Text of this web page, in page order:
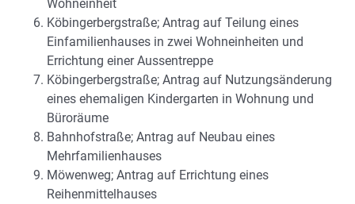
Wohneinheit
Köbingerbergstraße; Antrag auf Teilung eines
Einfamilienhauses in zwei Wohneinheiten und
Errichtung einer Aussentreppe
Köbingerbergstraße; Antrag auf Nutzungsänderung
eines ehemaligen Kindergarten in Wohnung und
Büroräume
Bahnhofstraße; Antrag auf Neubau eines
Mehrfamilienhauses
Möwenweg; Antrag auf Errichtung eines
Reihenmittelhauses